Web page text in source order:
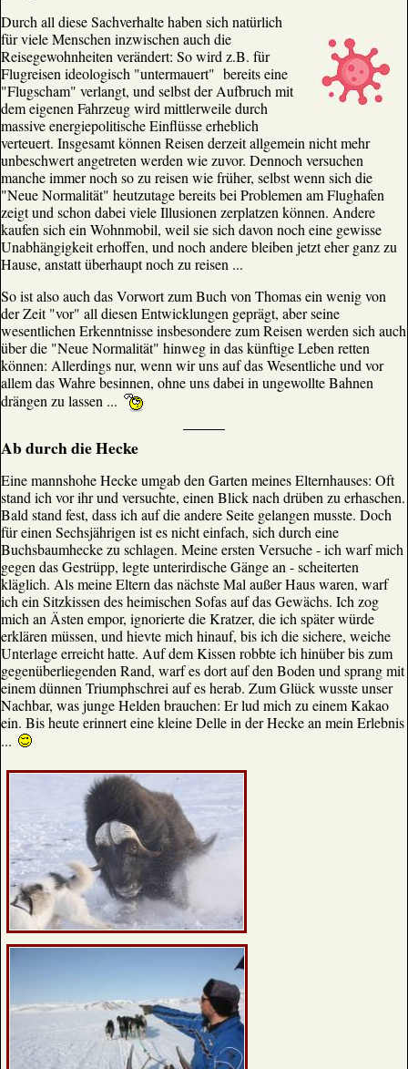
Durch all diese Sachverhalte haben sich natürlich
für viele Menschen inzwischen auch die
Reisegewohnheiten verändert: So wird z.B. für
Flugreisen ideologisch "untermauert" bereits eine
"Flugscham" verlangt, und selbst der Aufbruch mit
dem eigenen Fahrzeug wird mittlerweile durch
massive energiepolitische Einflüsse erheblich
verteuert. Insgesamt können Reisen derzeit allgemein nicht mehr
unbeschwert angetreten werden wie zuvor. Dennoch versuchen
manche immer noch so zu reisen wie früher, selbst wenn sich die
"Neue Normalität" heutzutage bereits bei Problemen am Flughafen
zeigt und schon dabei viele Illusionen zerplatzen können. Andere
kaufen sich ein Wohnmobil, weil sie sich davon noch eine gewisse
Unabhängigkeit erhoffen, und noch andere bleiben jetzt eher ganz zu
Hause, anstatt überhaupt noch zu reisen ...
So ist also auch das Vorwort zum Buch von Thomas ein wenig von
der Zeit "vor" all diesen Entwicklungen geprägt, aber seine
wesentlichen Erkenntnisse insbesondere zum Reisen werden sich auch
über die "Neue Normalität" hinweg in das künftige Leben retten
können: Allerdings nur, wenn wir uns auf das Wesentliche und vor
allem das Wahre besinnen, ohne uns dabei in ungewollte Bahnen
drängen zu lassen ...
Ab durch die Hecke
Eine mannshohe Hecke umgab den Garten meines Elternhauses: Oft
stand ich vor ihr und versuchte, einen Blick nach drüben zu erhaschen.
Bald stand fest, dass ich auf die andere Seite gelangen musste. Doch
für einen Sechsjährigen ist es nicht einfach, sich durch eine
Buchsbaumhecke zu schlagen. Meine ersten Versuche - ich warf mich
gegen das Gestrüpp, legte unterirdische Gänge an - scheiterten
kläglich. Als meine Eltern das nächste Mal außer Haus waren, warf
ich ein Sitzkissen des heimischen Sofas auf das Gewächs. Ich zog
mich an Ästen empor, ignorierte die Kratzer, die ich später würde
erklären müssen, und hievte mich hinauf, bis ich die sichere, weiche
Unterlage erreicht hatte. Auf dem Kissen robbte ich hinüber bis zum
gegenüberliegenden Rand, warf es dort auf den Boden und sprang mit
einem dünnen Triumphschrei auf es herab. Zum Glück wusste unser
Nachbar, was junge Helden brauchen: Er lud mich zu einem Kakao
ein. Bis heute erinnert eine kleine Delle in der Hecke an mein Erlebnis
...